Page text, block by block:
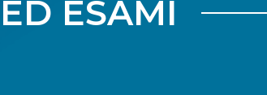
ESAMI